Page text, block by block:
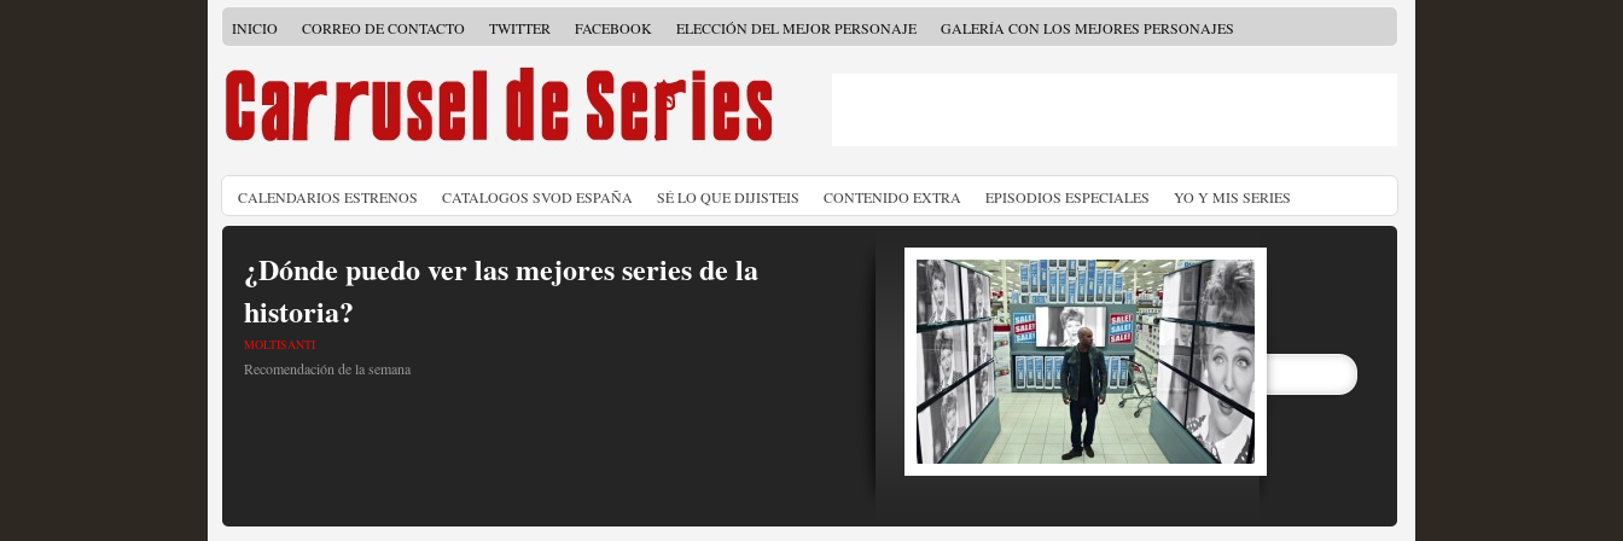
INICIO CORREO DE CONTACTO TWITTER FACEBOOK ELECCIÓN DEL MEJOR PERSONAJE GALERÍA CON LOS MEJORES PERSONAJES
CALENDARIOS ESTRENOS CATALOGOS SVOD ESPAÑA SÉ LO QUE DIJISTEIS CONTENIDO EXTRA EPISODIOS ESPECIALES YO Y MIS SERIES
¿Dónde puedo ver las mejores series de la
historia?
MOLTISANTI
Recomendación de la semana